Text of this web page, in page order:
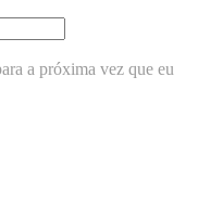
a próxima vez que eu